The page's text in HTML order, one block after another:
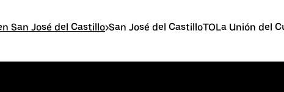
San José del Castillo>San José del CastilloTOLa Unión del